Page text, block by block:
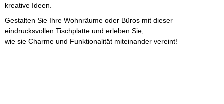
kreative Ideen.
Gestalten Sie Ihre Wohnräume oder Büros mit dieser
eindrucksvollen Tischplatte und erleben Sie,
wie sie Charme und Funktionalität miteinander vereint!